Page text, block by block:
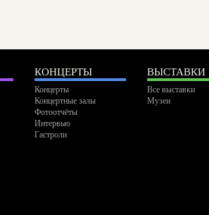
КОНЦЕРТЫ
Концерты
Концертные залы
Фотоотчёты
Интервью
Гастроли
ВЫСТАВКИ
Все выставки
Музеи